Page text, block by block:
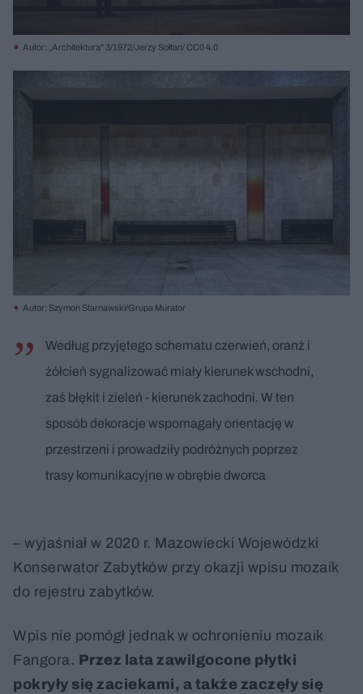
Autor: „Architektura" 3/1972/Jerzy Sołtan/ CC0 4.0
Autor: Szymon Starnawski/Grupa Murator
Według przyjętego schematu czerwień, oranż i
żółcień sygnalizować miały kierunek wschodni,
zaś błękit i zieleń - kierunek zachodni. W ten
sposób dekoracje wspomagały orientację w
przestrzeni i prowadziły podróżnych poprzez
trasy komunikacyjne w obrębie dworca
– wyjaśniał w 2020 r. Mazowiecki Wojewódzki
Konserwator Zabytków przy okazji wpisu mozaik
do rejestru zabytków.
Wpis nie pomógł jednak w ochronieniu mozaik
Fangora. Przez lata zawilgocone płytki
pokryły się zaciekami, a także zaczęły się